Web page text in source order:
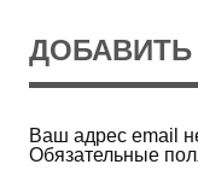
Ваш адрес email
Обязательные